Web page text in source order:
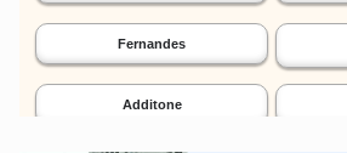
Fernandes
Additone